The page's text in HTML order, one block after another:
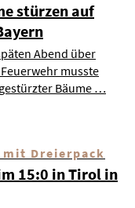
stürzen auf
Abend über
musste
Bäume …
mit Dreierpack
15:0 in Tirol in